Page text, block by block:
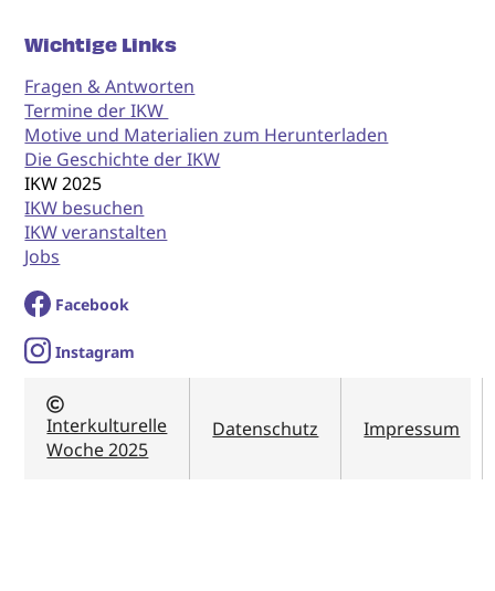
Wichtige Links
Fragen & Antworten
Termine der IKW
Motive und Materialien zum Herunterladen
Die Geschichte der IKW
IKW 2025
IKW besuchen
IKW veranstalten
Jobs
Facebook
Instagram
Interkulturelle
Woche 2025
Datenschutz Impressum